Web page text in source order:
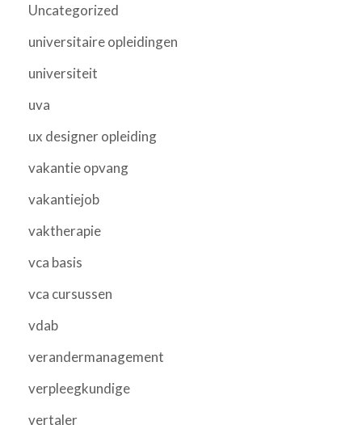
Uncategorized
universitaire opleidingen
universiteit
uva
ux designer opleiding
vakantie opvang
vakantiejob
vaktherapie
vca basis
vca cursussen
vdab
verandermanagement
verpleegkundige
vertaler